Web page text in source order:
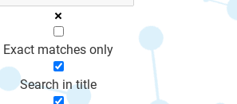
Exact matches only
Search in title